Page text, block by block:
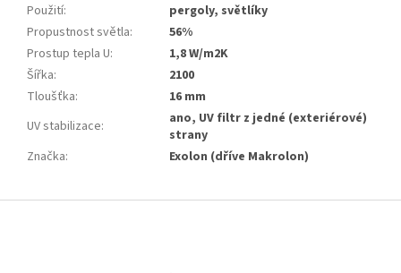
Použití:
pergoly, světlíky
Propustnost světla:
56%
Prostup tepla U:
1,8 W/m2K
Šířka:
2100
Tloušťka:
16 mm
UV stabilizace:
ano, UV filtr z jedné (exteriérové)
strany
Značka: Exolon (dříve Makrolon)